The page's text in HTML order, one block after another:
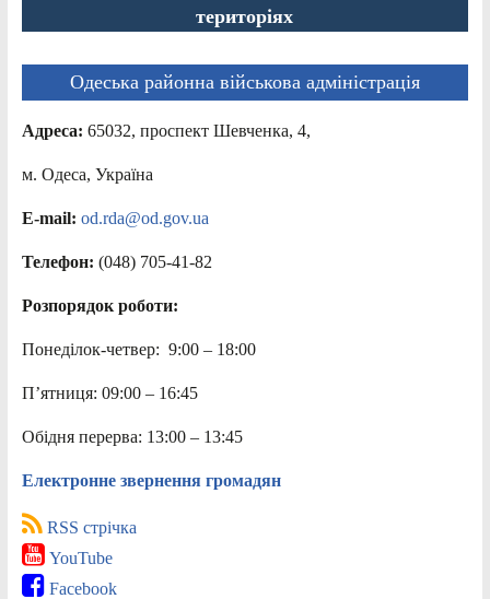
територіях
Одеська районна військова адміністрація
Адреса: 65032, проспект Шевченка, 4,
м. Одеса, Україна
E-mail: od.rda@od.gov.ua
Телефон: (048) 705-41-82
Розпорядок роботи:
Понеділок-четвер: 9:00 – 18:00
П’ятниця: 09:00 – 16:45
Обідня перерва: 13:00 – 13:45
Електронне звернення громадян
RSS стрічка
YouTube
Facebook